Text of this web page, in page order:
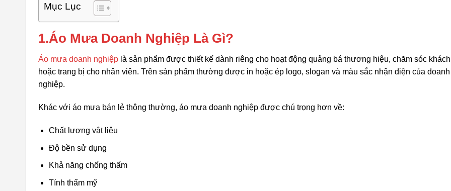
Mục Lục
1.Áo Mưa Doanh Nghiệp Là Gì?
Áo mưa doanh nghiệp là sản phẩm được thiết kế dành riêng cho hoạt động quảng bá thương hiệu, chăm sóc
hoặc trang bị cho nhân viên. Trên sản phẩm thường được in hoặc ép logo, slogan và màu sắc nhận diện của doanh
nghiệp.
Khác với áo mưa bán lẻ thông thường, áo mưa doanh nghiệp được chú trọng hơn về:
Chất lượng vật liệu
Độ bền sử dụng
Khả năng chống thấm
Tính thẩm mỹ